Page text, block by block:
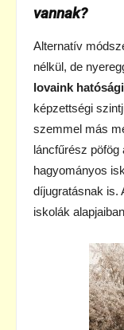
vannak?
Alternatív
nélkül, de
lovaink
képzettségi
szemmel más
láncfűrész pöfög
hagyományos
díjugratásnak is.
iskolák